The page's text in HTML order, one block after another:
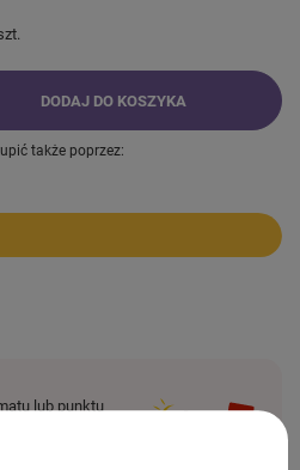
DODAJ DO KOSZYKA
także poprzez:
lub punktu